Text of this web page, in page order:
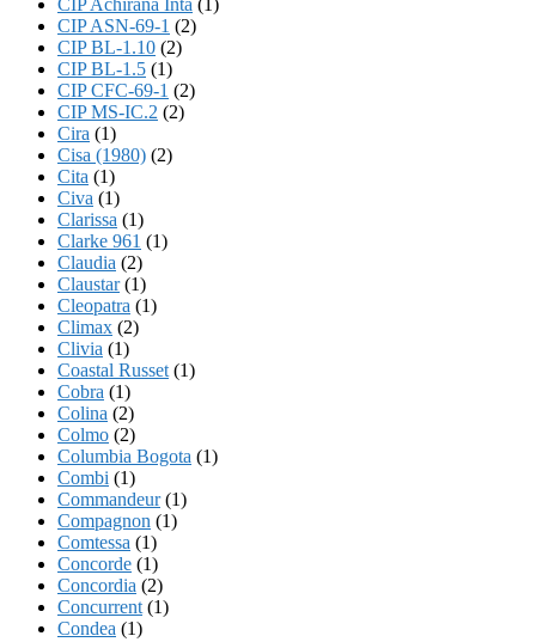
CIP ASN-69-1 (2)
CIP BL-1.10 (2)
CIP BL-1.5 (1)
CIP CFC-69-1 (2)
CIP MS-IC.2 (2)
Cira (1)
Cisa (1980) (2)
Cita (1)
Civa (1)
Clarissa (1)
Clarke 961 (1)
Claudia (2)
Claustar(1)
Cleopatra (1)
Climax (2)
Clivia (1)
Coastal Russet (1)
Cobra (1)
Colina (2)
Colmo (2)
Columbia Bogota (1)
Combi (1)
Commandeur(1)
Compagnon (1)
Comtessa (1)
Concorde (1)
Concordia (2)
Concurrent (1)
Condea (1)